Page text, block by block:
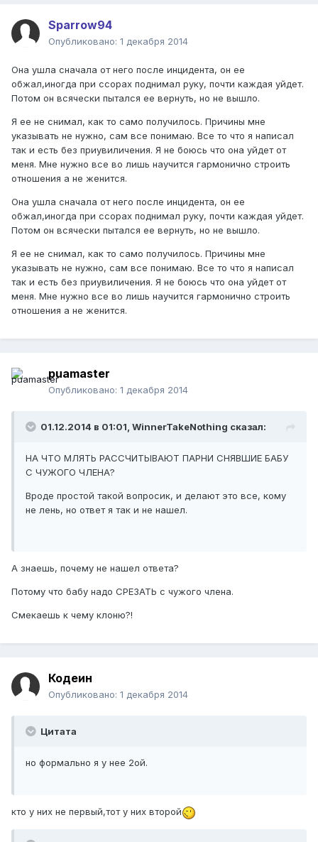
Sparrow94
Опубликовано: 1 декабря 2014
Она ушла сначала от него после инцидента, он ее
обжал,иногда при ссорах поднимал руку, почти каждая уйдет.
Потом он всячески пытался ее вернуть, но не вышло.
Я ее не снимал, как то само получилось. Причины мне
указывать не нужно, сам все понимаю. Все то что я написал
так и есть без приувиличения. Я не боюсь что она уйдет от
меня. Мне нужно все во лишь научится гармонично строить
отношения а не женится.
Она ушла сначала от него после инцидента, он ее
обжал,иногда при ссорах поднимал руку, почти каждая уйдет.
Потом он всячески пытался ее вернуть, но не вышло.
Я ее не снимал, как то само получилось. Причины мне
указывать не нужно, сам все понимаю. Все то что я написал
так и есть без приувиличения. Я не боюсь что она уйдет от
меня. Мне нужно все во лишь научится гармонично строить
отношения а не женится.
puamaster
Опубликовано: 1 декабря 2014
01.12.2014 в 01:01, WinnerTakeNothing сказал:
НА ЧТО МЛЯТЬ РАССЧИТЫВАЮТ ПАРНИ СНЯВШИЕ БАБУ
С ЧУЖОГО ЧЛЕНА?
Вроде простой такой вопросик, и делают это все, кому
не лень, но ответ я так и не нашел.
А знаешь, почему не нашел ответа?
Потому что бабу надо СРЕЗАТЬ с чужого члена.
Смекаешь к чему клоню?!
Кодеин
Опубликовано: 1 декабря 2014
Цитата
но формально я у нее 2ой.
кто у них не первый,тот у них второй